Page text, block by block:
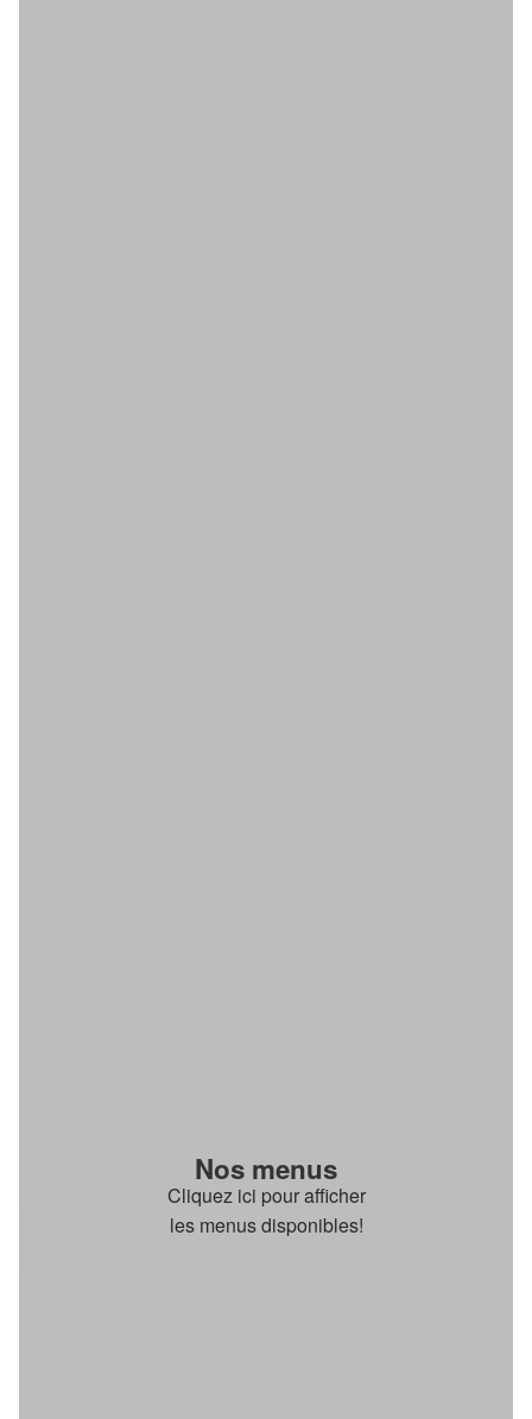
Nos menus
Cliquez ici pour afficher
les menus disponibles!